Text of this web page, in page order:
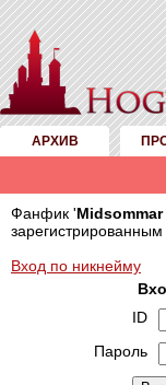
АРХИВ
Фанфик '
Вход по никнейму
ID
Пароль